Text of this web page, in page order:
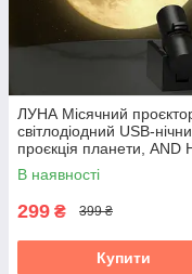
ЛУНА Місячний
світлодіодний USB-
проєкція планети, AND
126
В наявності
299 ₴ 399 ₴
Купити